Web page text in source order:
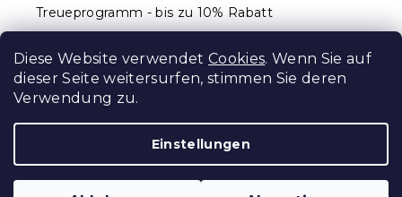
Diese Website verwendet Cookies. Wenn Sie auf
dieser Seite weitersurfen, stimmen Sie deren
Verwendung zu.
Einstellungen
Treueprogramm - bis zu 10% Rabatt
Copyright 2026Schlafen Welt. Alle Rechte